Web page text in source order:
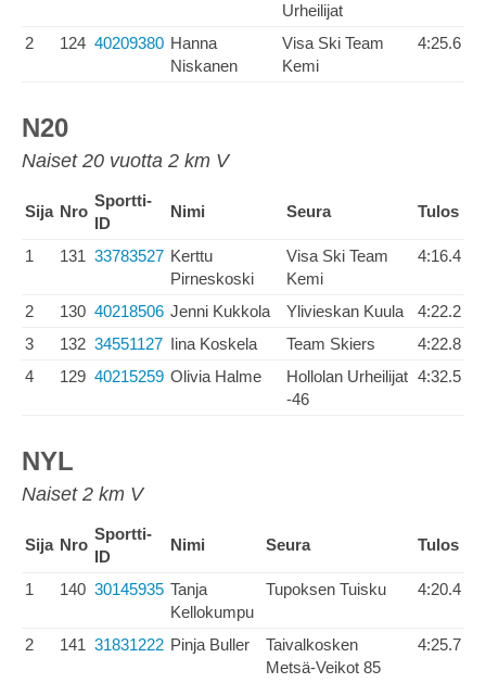
Urheilijat
2 124 40209380 Hanna
Niskanen
Visa Ski Team
Kemi
4:25.6
N20
Naiset 20 vuotta 2 km V
Sija Nro
Sportti-
ID
Nimi Seura Tulos
1 131 33783527 Kerttu
Pirneskoski
Visa Ski Team
Kemi
4:16.4
2 130 40218506 Jenni Kukkola Ylivieskan Kuula
4:22.2
3
132 34551127 Iina Koskela Team Skiers
4:22.8
4
129 40215259 Olivia Halme
Hollolan Urheilijat
-46
4:32.5
NYL
Naiset 2 km V
Sija Nro
Sportti-
ID
Nimi Seura Tulos
1 140 30145935 Tanja
Kellokumpu
Tupoksen Tuisku 4:20.4
2 141 31831222 Pinja Buller
Taivalkosken
Metsä-Veikot 85
4:25.7